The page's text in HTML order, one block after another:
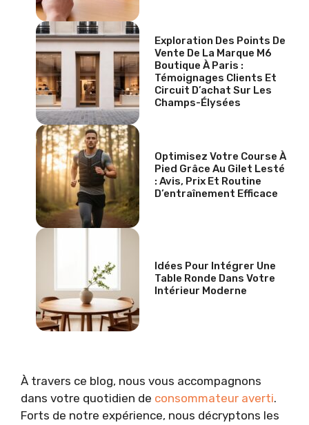
Exploration Des Points De
Vente De La Marque M6
Boutique À Paris :
Témoignages Clients Et
Circuit D’achat Sur Les
Champs-Élysées
Optimisez Votre Course À
Pied Grâce Au Gilet Lesté
: Avis, Prix Et Routine
D’entraînement Efficace
Idées Pour Intégrer Une
Table Ronde Dans Votre
Intérieur Moderne
À travers ce blog, nous vous accompagnons
dans votre quotidien de consommateur averti.
Forts de notre expérience, nous décryptons les